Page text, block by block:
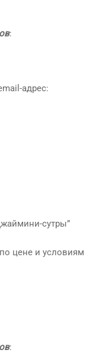
:
адрес:
сутры”
цене и условиям
: